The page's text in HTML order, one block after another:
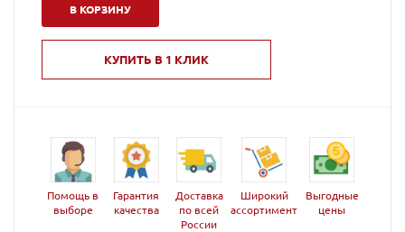
В КОРЗИНУ
КУПИТЬ В 1 КЛИК
Помощь в
выборе
Гарантия
качества
Доставка
по всей
России
Широкий
ассортимент
Выгодные
цены